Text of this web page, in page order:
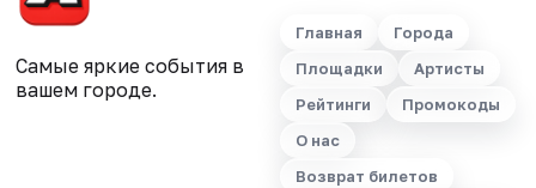
Самые яркие события в
вашем городе.
Главная
Города
Площадки
Артисты
Рейтинги
Промокоды
О нас
Возврат билетов